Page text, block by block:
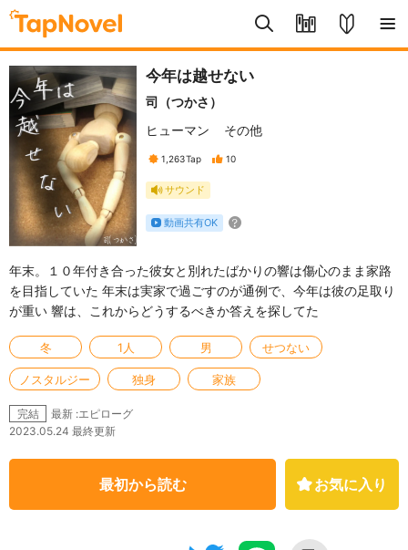
今年は越せない
司（つかさ）
ヒューマン
その他
1,263Tap 10
サウンド
動画共有OK
年末。１０年付き合った彼女と別れたばかりの響は傷心のまま家路
を目指していた 年末は実家で過ごすのが通例で、今年は彼の足取り
が重い 響は、これからどうするべきか答えを探してた
冬 1人 男 せつない
ノスタルジー 独身 家族
完結
最新 :エピローグ
2023.05.24 最終更新
最初から読む お気に入り